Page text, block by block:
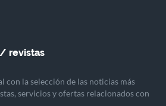
revistas
con la selección de las noticias más
servicios y ofertas relacionados con